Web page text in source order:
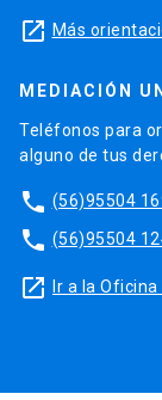
launch Más
MEDIACIÓN
Teléfonos para
alguno de tus
phone (56)95504
phone (56)95504
launch Ir a la